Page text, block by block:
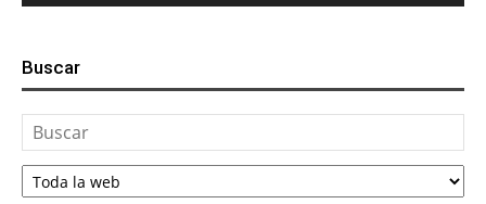
Buscar